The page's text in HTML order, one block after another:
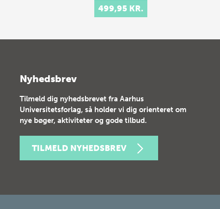
499,95 KR.
Nyhedsbrev
Tilmeld dig nyhedsbrevet fra Aarhus
Universitetsforlag, så holder vi dig orienteret om
nye bøger, aktiviteter og gode tilbud.
TILMELD NYHEDSBREV